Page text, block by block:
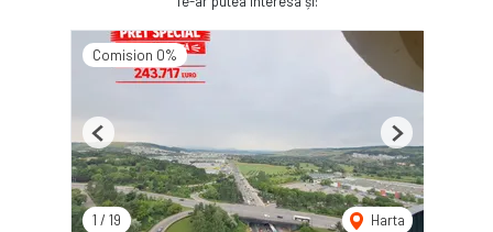
Comision 0%
1 / 19 Harta
Previous Next